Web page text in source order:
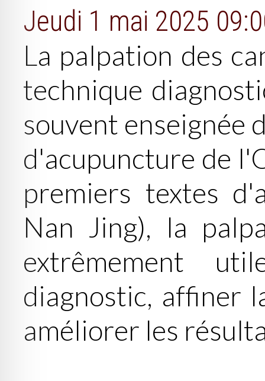
Jeudi 1 mai 2025
La palpation des
technique
souvent enseignée
d'acupuncture de
premiers textes
Nan Jing), la
extrêmement
diagnostic, affiner
améliorer les